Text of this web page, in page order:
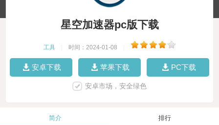
星空加速器pc版下载
工具 时间：2024-01-08
安卓下载 苹果下载 PC下载
安卓市场，安全绿色
简介 排行